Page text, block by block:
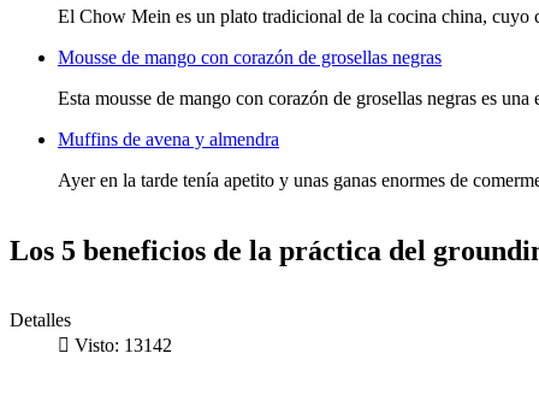
El Chow Mein es un plato tradicional de la cocina china, cuyo
Mousse de mango con corazón de grosellas negras
Esta mousse de mango con corazón de grosellas negras es una
Muffins de avena y almendra
Ayer en la tarde tenía apetito y unas ganas enormes de
Los 5 beneficios de la práctica del
Detalles
Visto: 13142